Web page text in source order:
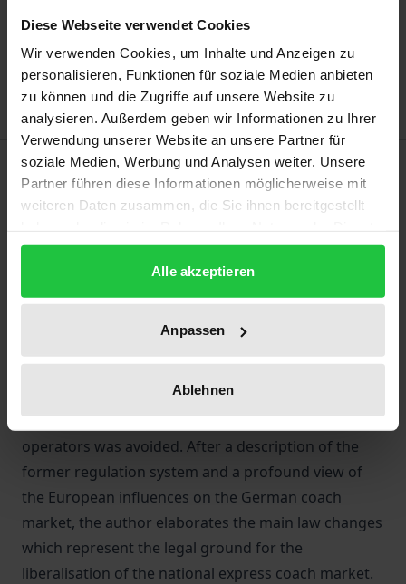
Diese Webseite verwendet Cookies
Wir verwenden Cookies, um Inhalte und Anzeigen zu
personalisieren, Funktionen für soziale Medien anbieten
zu können und die Zugriffe auf unsere Website zu
analysieren. Außerdem geben wir Informationen zu Ihrer
Verwendung unserer Website an unsere Partner für
soziale Medien, Werbung und Analysen weiter. Unsere
Partner führen diese Informationen möglicherweise mit
weiteren Daten zusammen, die Sie ihnen bereitgestellt
gesammelt haben.
Alle akzeptieren
Anpassen
Ablehnen
Add to Cart
Add to Wish List
Delivery cost notice
Description
After a long term of strict regulation the national
coach market was finally deregulated in January
2013. Although the regulatory principle of the
national express coach market was based on free
transport. The concession procedure privileged
incumbent operators which led to the fact that in
actuality free competition between transport
operators was avoided. After a description of the
former regulation system and a profound view of
the European influences on the German coach
market, the author elaborates the main law changes
which represent the legal ground for the
liberalisation of the national express coach market.